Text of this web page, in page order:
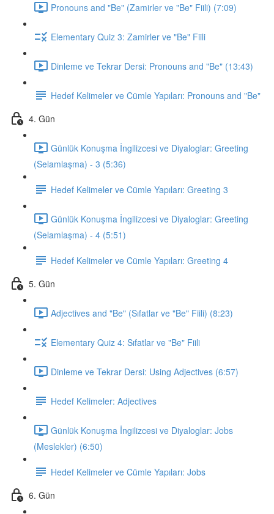
Pronouns and "Be" (Zamirler ve "Be" Fiili) (7:09)
Elementary Quiz 3: Zamirler ve "Be" Fiili
Dinleme ve Tekrar Dersi: Pronouns and "Be" (13:43)
Hedef Kelimeler ve Cümle Yapıları: Pronouns and "Be"
4. Gün
Günlük Konuşma İngilizcesi ve Diyaloglar: Greeting
(Selamlaşma) - 3 (5:36)
Hedef Kelimeler ve Cümle Yapıları: Greeting 3
Günlük Konuşma İngilizcesi ve Diyaloglar: Greeting
(Selamlaşma) - 4 (5:51)
Hedef Kelimeler ve Cümle Yapıları: Greeting 4
5. Gün
Adjectives and "Be" (Sıfatlar ve "Be" Fiili) (8:23)
Elementary Quiz 4: Sıfatlar ve "Be" Fiili
Dinleme ve Tekrar Dersi: Using Adjectives (6:57)
Hedef Kelimeler: Adjectives
Günlük Konuşma İngilizcesi ve Diyaloglar: Jobs
(Meslekler) (6:50)
Hedef Kelimeler ve Cümle Yapıları: Jobs
6. Gün